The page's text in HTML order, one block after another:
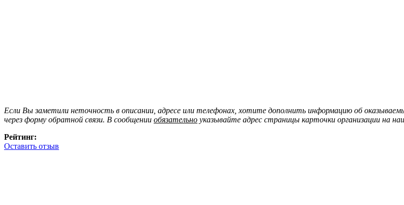
Если Вы заметили неточность в описании, адресе или телефонах, хотите дополнить информацию об
через форму обратной связи. В сообщении обязательно указывайте адрес страницы карточки организации на
Рейтинг:
Оставить отзыв